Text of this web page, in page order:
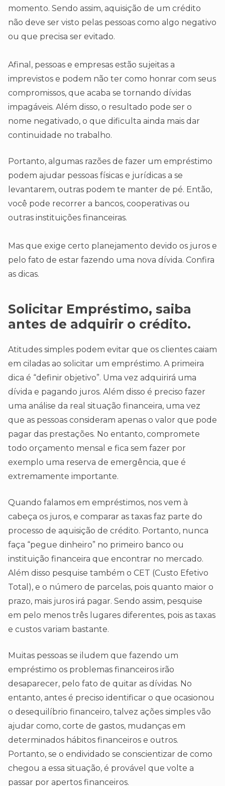
momento. Sendo assim, aquisição de um crédito
não deve ser visto pelas pessoas como algo negativo
ou que precisa ser evitado.
Afinal, pessoas e empresas estão sujeitas a
imprevistos e podem não ter como honrar com seus
compromissos, que acaba se tornando dívidas
impagáveis. Além disso, o resultado pode ser o
nome negativado, o que dificulta ainda mais dar
continuidade no trabalho.
Portanto, algumas razões de fazer um empréstimo
podem ajudar pessoas físicas e jurídicas a se
levantarem, outras podem te manter de pé. Então,
você pode recorrer a bancos, cooperativas ou
outras instituições financeiras.
Mas que exige certo planejamento devido os juros e
pelo fato de estar fazendo uma nova dívida. Confira
as dicas.
Solicitar Empréstimo, saiba
antes de adquirir o crédito.
Atitudes simples podem evitar que os clientes caiam
em ciladas ao solicitar um empréstimo. A primeira
dica é “definir objetivo”. Uma vez adquirirá uma
dívida e pagando juros. Além disso é preciso fazer
uma análise da real situação financeira, uma vez
que as pessoas consideram apenas o valor que pode
pagar das prestações. No entanto, compromete
todo orçamento mensal e fica sem fazer por
exemplo uma reserva de emergência, que é
extremamente importante.
Quando falamos em empréstimos, nos vem à
cabeça os juros, e comparar as taxas faz parte do
processo de aquisição de crédito. Portanto, nunca
faça “pegue dinheiro” no primeiro banco ou
instituição financeira que encontrar no mercado.
Além disso pesquise também o CET (Custo Efetivo
Total), e o número de parcelas, pois quanto maior o
prazo, mais juros irá pagar. Sendo assim, pesquise
em pelo menos três lugares diferentes, pois as taxas
e custos variam bastante.
Muitas pessoas se iludem que fazendo um
empréstimo os problemas financeiros irão
desaparecer, pelo fato de quitar as dívidas. No
entanto, antes é preciso identificar o que ocasionou
o desequilíbrio financeiro, talvez ações simples vão
ajudar como, corte de gastos, mudanças em
determinados hábitos financeiros e outros.
Portanto, se o endividado se conscientizar de como
chegou a essa situação, é provável que volte a
passar por apertos financeiros.